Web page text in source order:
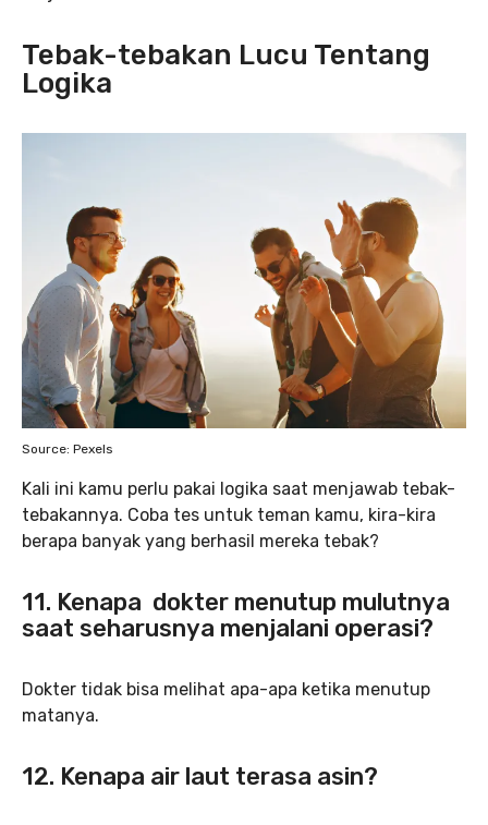
Tebak-tebakan Lucu Tentang
Logika
Source: Pexels
Kali ini kamu perlu pakai logika saat menjawab tebak-
tebakannya. Coba tes untuk teman kamu, kira-kira
berapa banyak yang berhasil mereka tebak?
11. Kenapa dokter menutup mulutnya
saat seharusnya menjalani operasi?
Dokter tidak bisa melihat apa-apa ketika menutup
matanya.
12. Kenapa air laut terasa asin?